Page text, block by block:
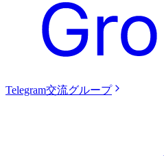
Telegram交流グループ